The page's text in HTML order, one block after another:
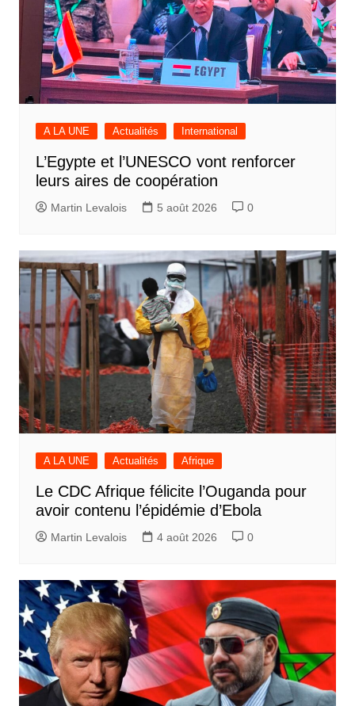
A LA UNE Actualités International
L’Egypte et l’UNESCO vont renforcer
leurs aires de coopération
Martin Levalois 5 août 2026 0
A LA UNE Actualités Afrique
Le CDC Afrique félicite l’Ouganda pour
avoir contenu l’épidémie d’Ebola
Martin Levalois 4 août 2026 0